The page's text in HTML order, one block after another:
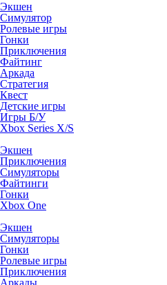
Экшен
Симулятор
Ролевые игры
Гонки
Приключения
Файтинг
Аркада
Стратегия
Квест
Детские игры
Игры Б/У
Xbox Series X/S
Экшен
Приключения
Симуляторы
Файтинги
Гонки
Xbox One
Экшен
Симуляторы
Гонки
Ролевые игры
Приключения
Аркады